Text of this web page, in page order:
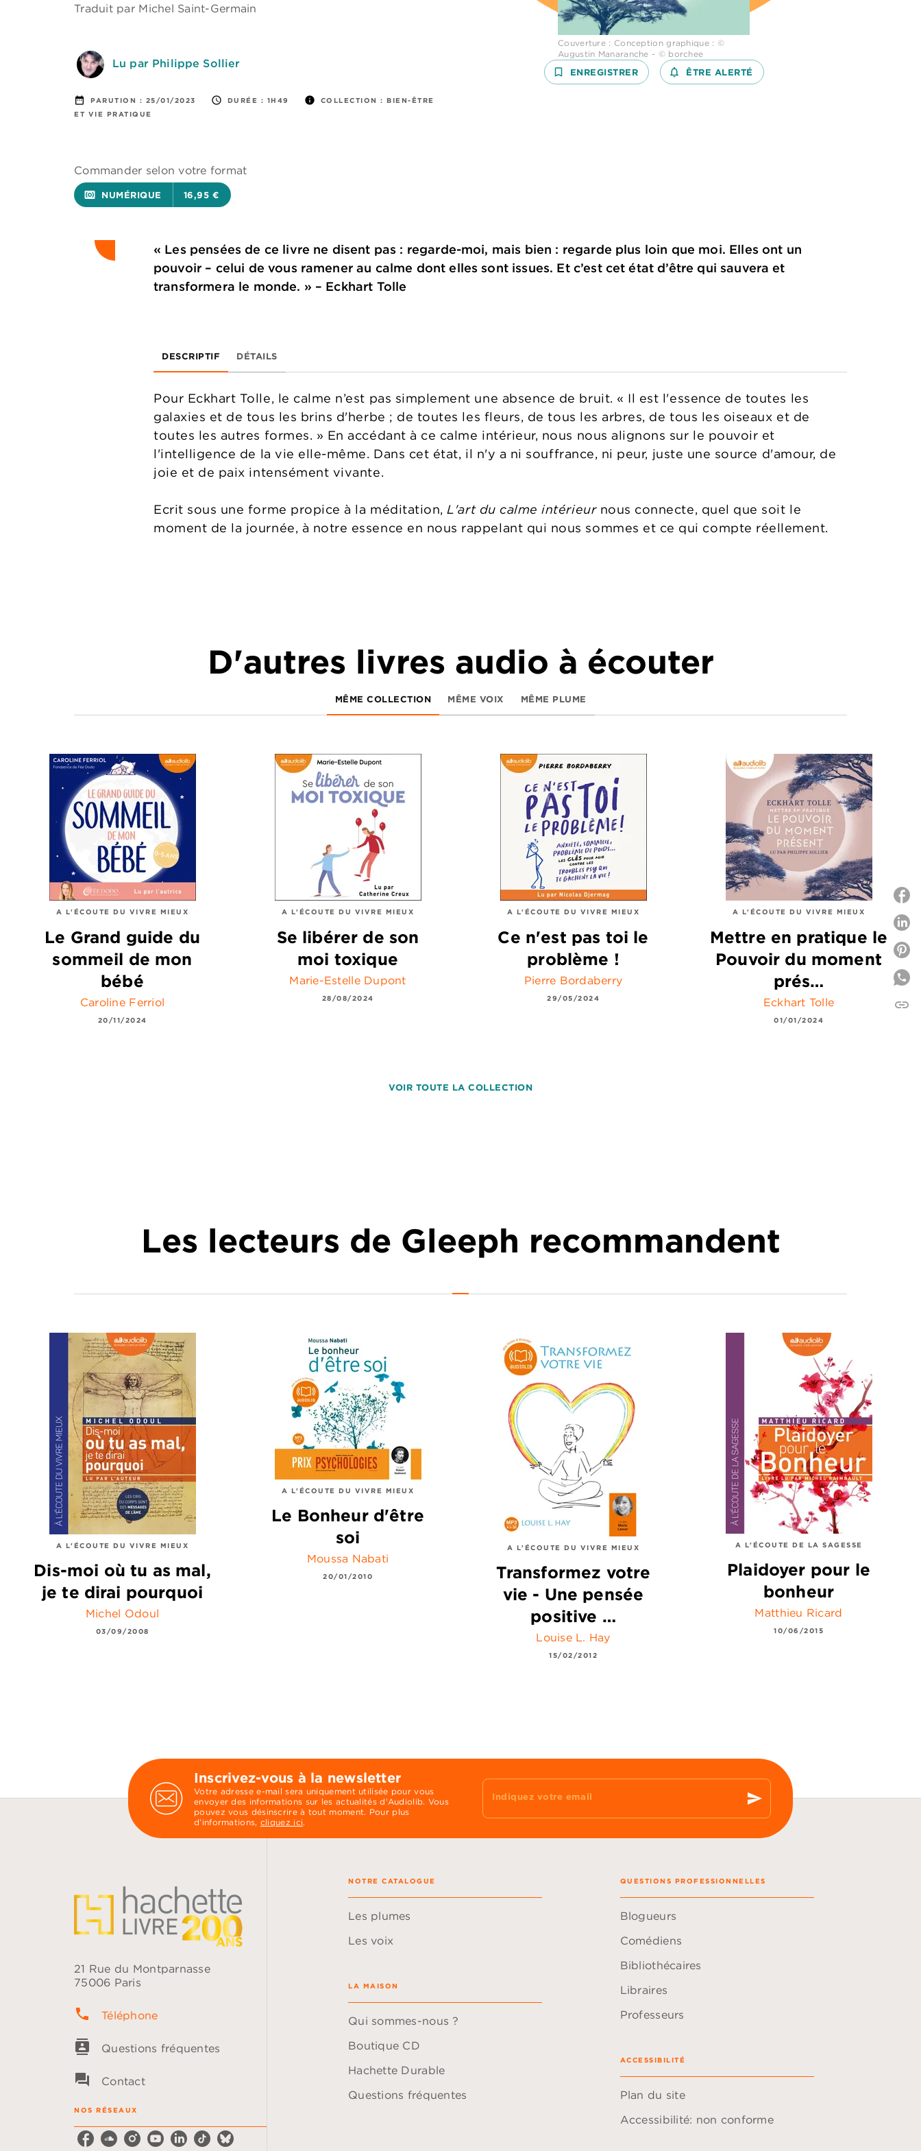
Traduit par Michel Saint-Germain
Lu par Philippe Sollier
date_range PARUTION : 25/01/2023 access_time DURÉE : 1H49 info COLLECTION : BIEN-ÊTRE
ET VIE PRATIQUE
Commander selon votre format
surround_sound NUMÉRIQUE 16,95 €
Couverture : Conception graphique : ©
Augustin Manaranche - © borchee
bookmark_border ENREGISTRER notifications_none_outlined
ÊTRE ALERTÉ
« Les pensées de ce livre ne disent pas : regarde-moi, mais bien : regarde plus loin que moi. Elles ont un
pouvoir – celui de vous ramener au calme dont elles sont issues. Et c’est cet état d’être qui sauvera et
transformera le monde. » – Eckhart Tolle
DESCRIPTIF DÉTAILS
Pour Eckhart Tolle, le calme n’est pas simplement une absence de bruit. « Il est l'essence de toutes les
galaxies et de tous les brins d'herbe ; de toutes les fleurs, de tous les arbres, de tous les oiseaux et de
toutes les autres formes. » En accédant à ce calme intérieur, nous nous alignons sur le pouvoir et
l'intelligence de la vie elle-même. Dans cet état, il n'y a ni souffrance, ni peur, juste une source d'amour, de
joie et de paix intensément vivante.
Ecrit sous une forme propice à la méditation,L'art du calme intérieurnous connecte, quel que soit le
moment de la journée, à notre essence en nous rappelant qui nous sommes et ce qui compte réellement.
D'autres livres audio à écouter
MÊME COLLECTION MÊME VOIX MÊME PLUME
A L'ÉCOUTE DU VIVRE MIEUX
Le Grand guide du
sommeil de mon
bébé
Caroline Ferriol
20/11/2024
A L'ÉCOUTE DU VIVRE MIEUX
Se libérer de son
moi toxique
Marie-Estelle Dupont
28/08/2024
A L'ÉCOUTE DU VIVRE MIEUX
Ce n'est pas toi le
problème !
Pierre Bordaberry
29/05/2024
A L'ÉCOUTE DU VIVRE MIEUX
Mettre en pratique le
Pouvoir du moment
prés…
Eckhart Tolle
01/01/2024
VOIR TOUTE LA COLLECTION
Les lecteurs de Gleeph recommandent
A L'ÉCOUTE DU VIVRE MIEUX
Dis-moi où tu as mal,
je te dirai pourquoi
Michel Odoul
03/09/2008
A L'ÉCOUTE DU VIVRE MIEUX
Le Bonheur d'être
soi
Moussa Nabati
20/01/2010
A L'ÉCOUTE DU VIVRE MIEUX
Transformez votre
vie - Une pensée
positive …
Louise L. Hay
15/02/2012
A L'ÉCOUTE DE LA SAGESSE
Plaidoyer pour le
bonheur
Matthieu Ricard
10/06/2015
link
Inscrivez-vous à la newsletter
Votre adresse e-mail sera uniquement utilisée pour vous
envoyer des informations sur les actualités d'Audiolib. Vous
pouvez vous désinscrire à tout moment. Pour plus
d’informations, cliquez ici.
Indiquez votre email send
21 Rue du Montparnasse
75006 Paris
phone Téléphone
contacts Questions fréquentes
question_answer Contact
NOS RÉSEAUX
NOTRE CATALOGUE
Les plumes
Les voix
LA MAISON
Qui sommes-nous ?
Boutique CD
Hachette Durable
Questions fréquentes
QUESTIONS PROFESSIONNELLES
Blogueurs
Comédiens
Bibliothécaires
Libraires
Professeurs
ACCESSIBILITÉ
Plan du site
Accessibilité: non conforme